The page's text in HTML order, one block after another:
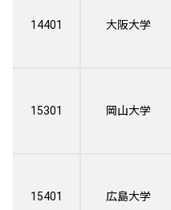
14401 大阪大学
15301 岡山大学
15401 広島大学